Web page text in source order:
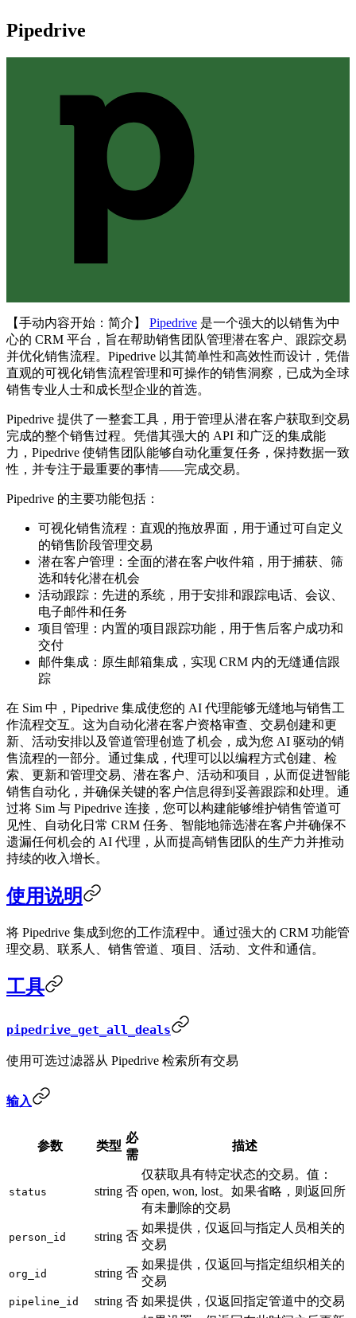
Pipedrive
【手动内容开始：简介】 Pipedrive 是一个强大的以销售为中
心的 CRM 平台，旨在帮助销售团队管理潜在客户、跟踪交易
并优化销售流程。Pipedrive 以其简单性和高效性而设计，凭借
直观的可视化销售流程管理和可操作的销售洞察，已成为全球
销售专业人士和成长型企业的首选。
Pipedrive 提供了一整套工具，用于管理从潜在客户获取到交易
完成的整个销售过程。凭借其强大的 API 和广泛的集成能
力，Pipedrive 使销售团队能够自动化重复任务，保持数据一致
性，并专注于最重要的事情——完成交易。
Pipedrive 的主要功能包括：
可视化销售流程：直观的拖放界面，用于通过可自定义
的销售阶段管理交易
潜在客户管理：全面的潜在客户收件箱，用于捕获、筛
选和转化潜在机会
活动跟踪：先进的系统，用于安排和跟踪电话、会议、
电子邮件和任务
项目管理：内置的项目跟踪功能，用于售后客户成功和
交付
邮件集成：原生邮箱集成，实现 CRM 内的无缝通信跟
踪
在 Sim 中，Pipedrive 集成使您的 AI 代理能够无缝地与销售工
作流程交互。这为自动化潜在客户资格审查、交易创建和更
新、活动安排以及管道管理创造了机会，成为您 AI 驱动的销
售流程的一部分。通过集成，代理可以以编程方式创建、检
索、更新和管理交易、潜在客户、活动和项目，从而促进智能
销售自动化，并确保关键的客户信息得到妥善跟踪和处理。通
过将 Sim 与 Pipedrive 连接，您可以构建能够维护销售管道可
见性、自动化日常 CRM 任务、智能地筛选潜在客户并确保不
遗漏任何机会的 AI 代理，从而提高销售团队的生产力并推动
持续的收入增长。
使用说明
将 Pipedrive 集成到您的工作流程中。通过强大的 CRM 功能管
理交易、联系人、销售管道、项目、活动、文件和通信。
工具
pipedrive_get_all_deals
使用可选过滤器从 Pipedrive 检索所有交易
输入
参数 类型
必
需
描述
status string 否
仅获取具有特定状态的交易。值：
open, won, lost。如果省略，则返回所
有未删除的交易
person_id string 否
如果提供，仅返回与指定人员相关的
交易
org_id string 否
如果提供，仅返回与指定组织相关的
交易
pipeline_id string 否 如果提供，仅返回指定管道中的交易